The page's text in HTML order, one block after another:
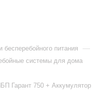
бесперебойного питания —
системы для дома
Гарант 750 + Аккумулятор